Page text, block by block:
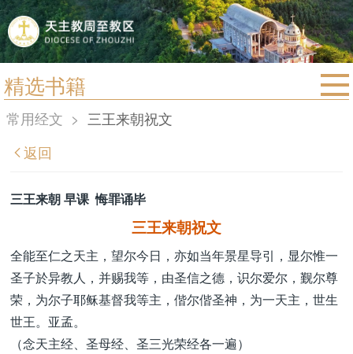
精选书籍
首页
宗教法规
教区简介
教会圣月
常用经文 > 三王来朝祝文
返回
三王来朝 早课 悔罪诵毕
三王来朝祝文
全能至仁之天主，望尔今日，亦如当年景星导引，显尔惟一
圣子於异教人，并赐我等，由圣信之德，识尔爱尔，觐尔尊
荣，为尔子耶稣基督我等主，偕尔偕圣神，为一天主，世生
世王。亚孟。
（念天主经、圣母经、圣三光荣经各一遍）